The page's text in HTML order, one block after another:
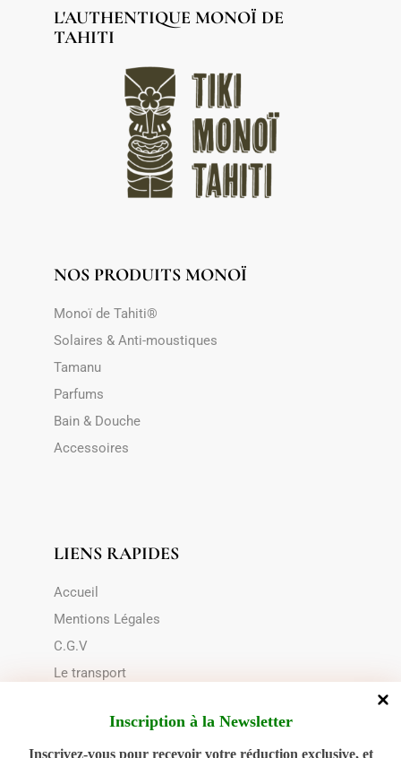
L'AUTHENTIQUE MONOÏ DE
TAHITI
NOS PRODUITS MONOÏ
Monoï de Tahiti®
Solaires & Anti-moustiques
Tamanu
Parfums
Bain & Douche
Accessoires
LIENS RAPIDES
Accueil
Mentions Légales
C.G.V
Le transport
Politique de cookies (UE)
Inscription à la Newsletter
Inscrivez-vous pour recevoir votre réduction exclusive, et